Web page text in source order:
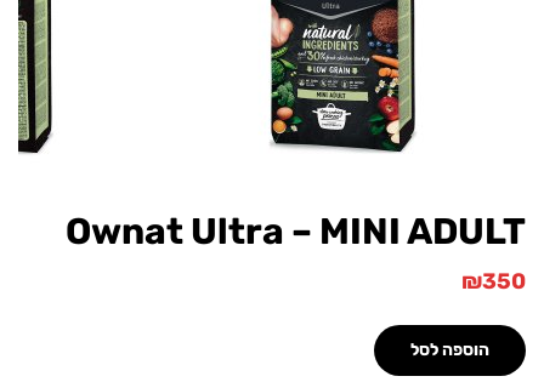
Ownat Ultra – MINI
₪
הוספה לסל